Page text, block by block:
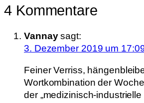
4 Kommentare
Vannay sagt:
3. Dezember 2019 um
Feiner Verriss,
Wortkombination der
der „medizinisch-industrielle